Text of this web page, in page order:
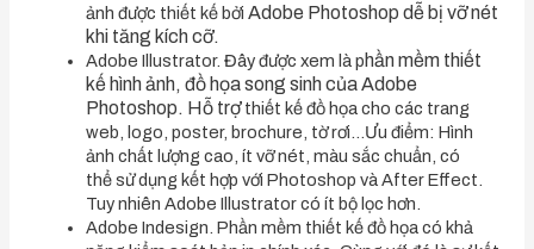
ảnh được thiết kế bởi Adobe Photoshop dễ bị vỡ nét
khi tăng kích cỡ.
Adobe Illustrator. Đây được xem là phần mềm thiết
kế hình ảnh, đồ họa song sinh của Adobe
Photoshop. Hỗ trợthiết kế đồ họa cho các trang
web, logo, poster, brochure, tờ rơi…Ưu điểm: Hình
ảnh chất lượng cao, ít vỡ nét, màu sắc chuẩn, có
thể sử dụng kết hợp với Photoshop và After Effect.
Tuy nhiên Adobe Illustrator có ít bộ lọc hơn.
Adobe Indesign. Phần mềm thiết kế đồ họa có khả